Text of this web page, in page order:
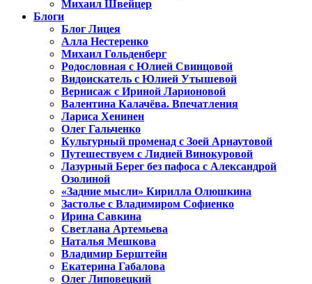
Михаил Швейцер
Блоги
Блог Лицея
Алла Нестеренко
Михаил Гольденберг
Родословная с Юлией Свинцовой
Видоискатель с Юлией Утышевой
Вернисаж с Ириной Ларионовой
Валентина Калачёва. Впечатления
Лариса Хенинен
Олег Гальченко
Культурный променад с Зоей Арнаутовой
Путешествуем с Лидией Винокуровой
Лазурный Берег без пафоса с Александрой
Озолиной
«Задние мысли» Кирилла Олюшкина
Застолье с Владимиром Софиенко
Ирина Савкина
Светлана Артемьева
Наталья Мешкова
Владимир Берштейн
Екатерина Габалова
Олег Липовецкий